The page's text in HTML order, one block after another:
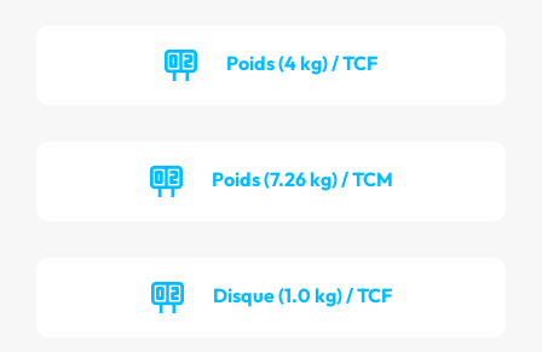
Poids (4 kg) / TCF
Poids (7.26 kg) / TCM
Disque (1.0 kg) / TCF